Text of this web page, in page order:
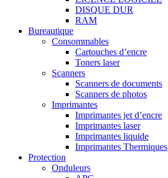
DISQUE DUR
RAM
Bureautique
Consommables
Cartouches d’encre
Toners laser
Scanners
Scanners de documents
Scanners de photos
Imprimantes
Imprimantes jet d’encre
Imprimantes laser
Imprimantes liquide
Imprimantes Thermiques
Protection
Onduleurs